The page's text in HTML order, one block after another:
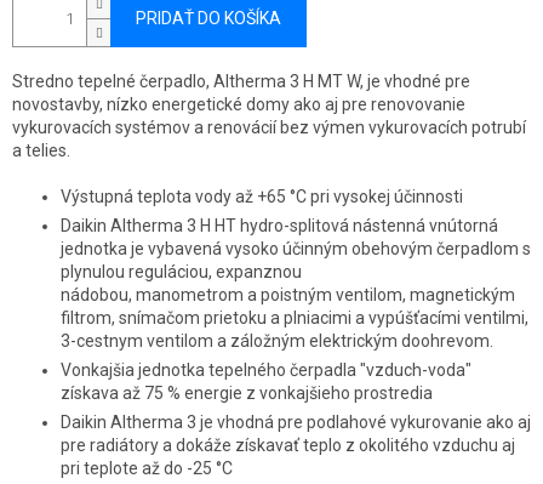
PRIDAŤ DO KOŠÍKA
Stredno tepelné čerpadlo, Altherma 3 H MT W, je vhodné pre
novostavby, nízko energetické domy ako aj pre renovovanie
vykurovacích systémov a renovácií bez výmen vykurovacích potrubí
a telies.
Výstupná teplota vody až +65 °C pri vysokej účinnosti
Daikin Altherma 3 H HT hydro-splitová nástenná vnútorná
jednotka je vybavená vysoko účinným obehovým čerpadlom s
plynulou reguláciou, expanznou
nádobou, manometrom a poistným ventilom, magnetickým
filtrom, snímačom prietoku a plniacimi a vypúšťacími ventilmi,
3-cestnym ventilom a záložným elektrickým doohrevom.
Vonkajšia jednotka tepelného čerpadla "vzduch-voda"
získava až 75 % energie z vonkajšieho prostredia
Daikin Altherma 3 je vhodná pre podlahové vykurovanie ako aj
pre radiátory a dokáže získavať teplo z okolitého vzduchu aj
pri teplote až do -25 °C